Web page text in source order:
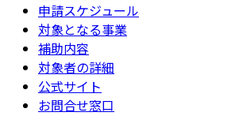
申請スケジュール
対象となる事業
補助内容
対象者の詳細
公式サイト
お問合せ窓口